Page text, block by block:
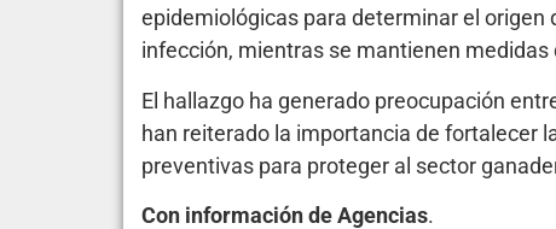
epidemiológicas para determinar el origen
infección, mientras se mantienen
El hallazgo ha generado preocupación
han reiterado la importancia de fortalecer
preventivas para proteger al sector
Con información de Agencias.